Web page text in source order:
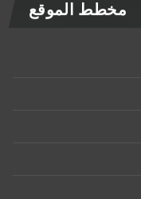
مخطط الموقع